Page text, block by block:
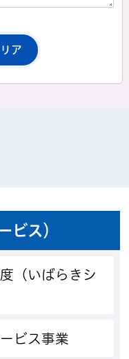
ビス）
（いばらきシ
ビス事業